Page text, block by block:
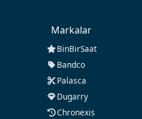
Markalar
BinBirSaat
Bandco
Palasca
Dugarry
Chronexis